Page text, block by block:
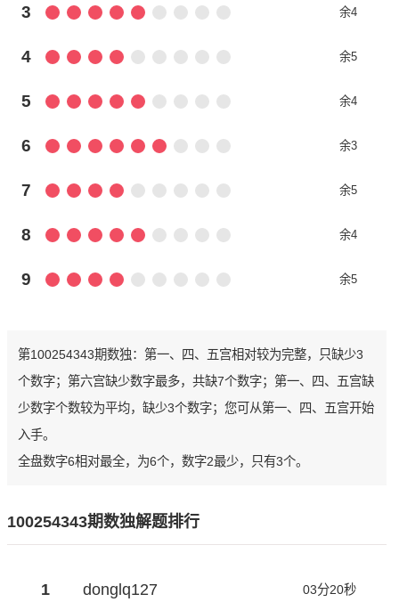
3 余4
4 余5
5 余4
6 余3
7 余5
8 余4
9 余5
第100254343期数独：第一、四、五宫相对较为完整，只缺少3
个数字；第六宫缺少数字最多，共缺7个数字；第一、四、五宫缺
少数字个数较为平均，缺少3个数字；您可从第一、四、五宫开始
入手。
全盘数字6相对最全，为6个，数字2最少，只有3个。
100254343期数独解题排行
1 donglq127 03分20秒